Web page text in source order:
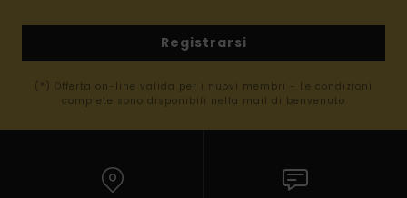
Registrarsi
(*) Offerta on-line valida per i nuovi membri - Le condizioni
complete sono disponibili nella mail di benvenuto